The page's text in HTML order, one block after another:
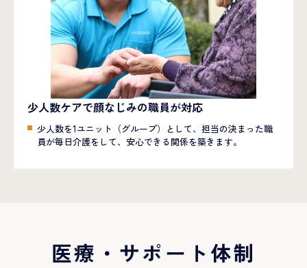
少人数ケアで顔なじみの職員が対応
少人数を1ユニット（グループ）として、担当の決まった職
員が毎日介護をして、安心できる関係を築きます。
医療・サポート体制